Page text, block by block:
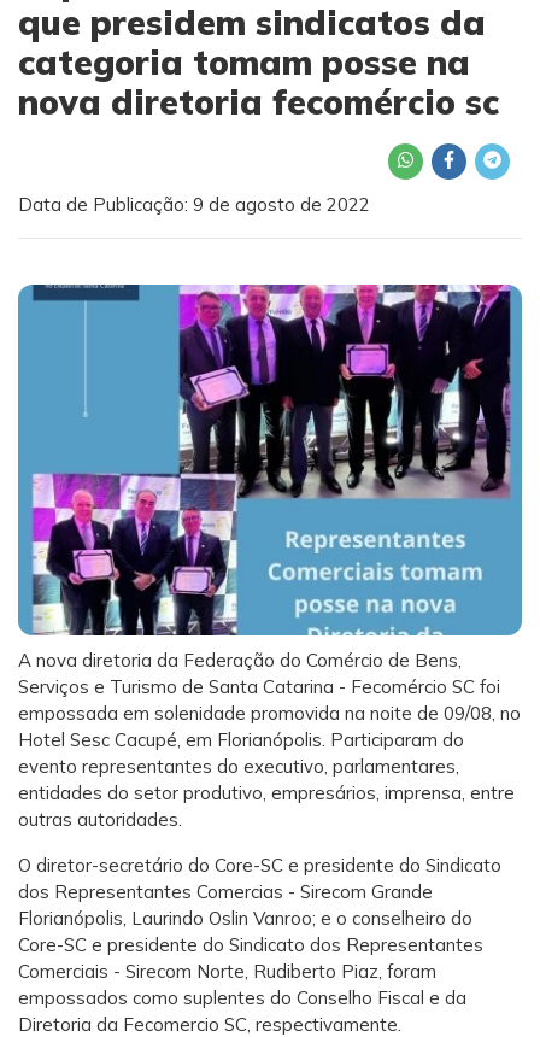
que presidem sindicatos da
categoria tomam posse na
nova diretoria fecomércio sc
Data de Publicação: 9 de agosto de 2022
A nova diretoria da Federação do Comércio de Bens,
Serviços e Turismo de Santa Catarina - Fecomércio SC foi
empossada em solenidade promovida na noite de 09/08, no
Hotel Sesc Cacupé, em Florianópolis. Participaram do
evento representantes do executivo, parlamentares,
entidades do setor produtivo, empresários, imprensa, entre
outras autoridades.
O diretor-secretário do Core-SC e presidente do Sindicato
dos Representantes Comercias - Sirecom Grande
Florianópolis, Laurindo Oslin Vanroo; e o conselheiro do
Core-SC e presidente do Sindicato dos Representantes
Comerciais - Sirecom Norte, Rudiberto Piaz, foram
empossados como suplentes do Conselho Fiscal e da
Diretoria da Fecomercio SC, respectivamente.